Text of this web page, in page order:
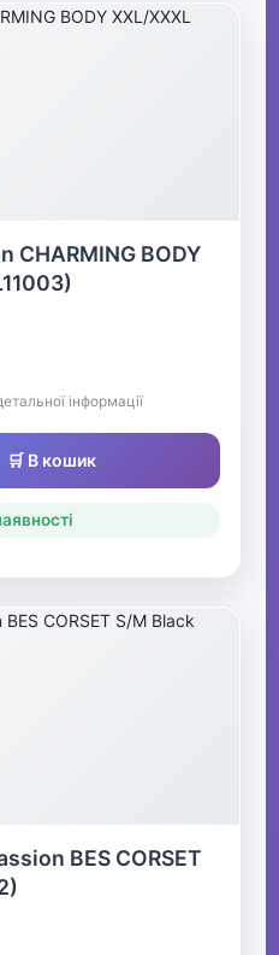
CHARMING BODY
інформації
🛒 В кошик
BES CORSET